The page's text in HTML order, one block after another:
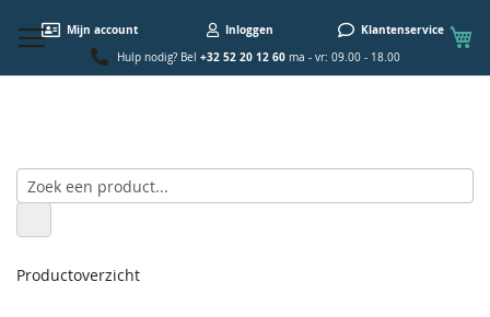
Mijn account Inloggen Klantenservice
Hulp nodig? Bel +32 52 20 12 60ma - vr: 09.00 - 18.00
Productoverzicht